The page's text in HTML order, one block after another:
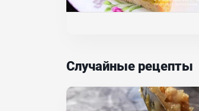
Случайные рецепты